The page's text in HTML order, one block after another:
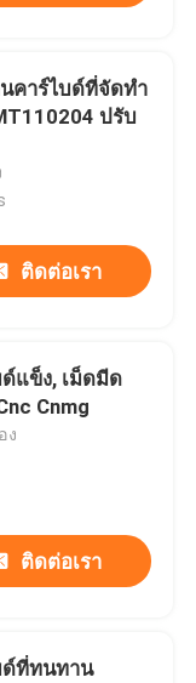
คาร์ไบด์ที่จัดทำ
ปรับ
ติดต่อเรา
แข็ง, เม็ดมีด
Cnmg
ง
ติดต่อเรา
ด์ที่ทนทาน